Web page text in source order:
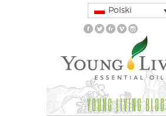
Polski
YOUNG LIVING BLOG